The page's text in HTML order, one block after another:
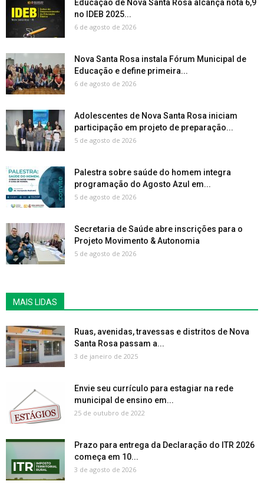
Educação de Nova Santa Rosa alcança nota 6,9
no IDEB 2025...
6 de agosto de 2026
Nova Santa Rosa instala Fórum Municipal de
Educação e define primeira...
6 de agosto de 2026
Adolescentes de Nova Santa Rosa iniciam
participação em projeto de preparação...
5 de agosto de 2026
Palestra sobre saúde do homem integra
programação do Agosto Azul em...
5 de agosto de 2026
Secretaria de Saúde abre inscrições para o
Projeto Movimento & Autonomia
5 de agosto de 2026
MAIS LIDAS
Ruas, avenidas, travessas e distritos de Nova
Santa Rosa passam a...
3 de janeiro de 2025
Envie seu currículo para estagiar na rede
municipal de ensino em...
25 de outubro de 2022
Prazo para entrega da Declaração do ITR 2026
começa em 10...
3 de agosto de 2026